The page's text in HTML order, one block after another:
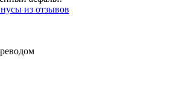
из отзывов